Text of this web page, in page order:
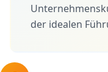
der idealen